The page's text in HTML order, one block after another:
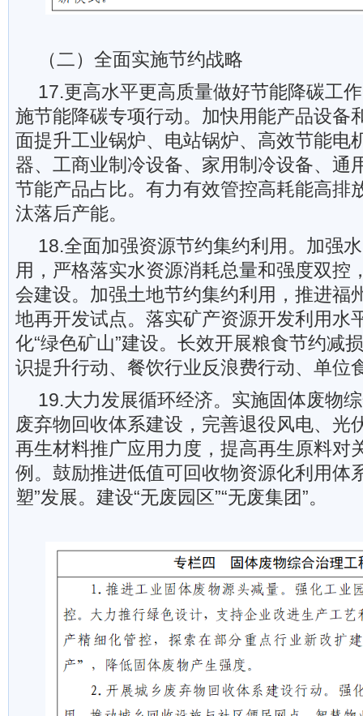
（二）全面实施节约战略
17.更高水平更高质量做好节能降碳工
施节能降碳专项行动。加快用能产品设备
面提升工业锅炉、电站锅炉、高效节能电
器、工商业制冷设备、家用制冷设备、通
节能产品占比。有力有效管控高耗能高排
汰落后产能。
18.全面加强资源节约集约利用。加强
用，严格落实水资源消耗总量和强度双控
会建设。加强土地节约集约利用，推进福
地再开发试点。落实矿产资源开发利用水
化“绿色矿山”建设。长效开展粮食节约减
识提升行动、餐饮行业反浪费行动、单位
19.大力发展循环经济。实施固体废物
废弃物回收体系建设，完善退役风电、光
再生材料推广应用力度，提高再生原料对
例。鼓励推进低值可回收物资源化利用体
塑”发展。建设“无废园区”“无废集团”。